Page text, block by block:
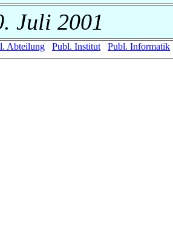
Juli 2001
Abteilung Publ. Institut Publ. Informatik